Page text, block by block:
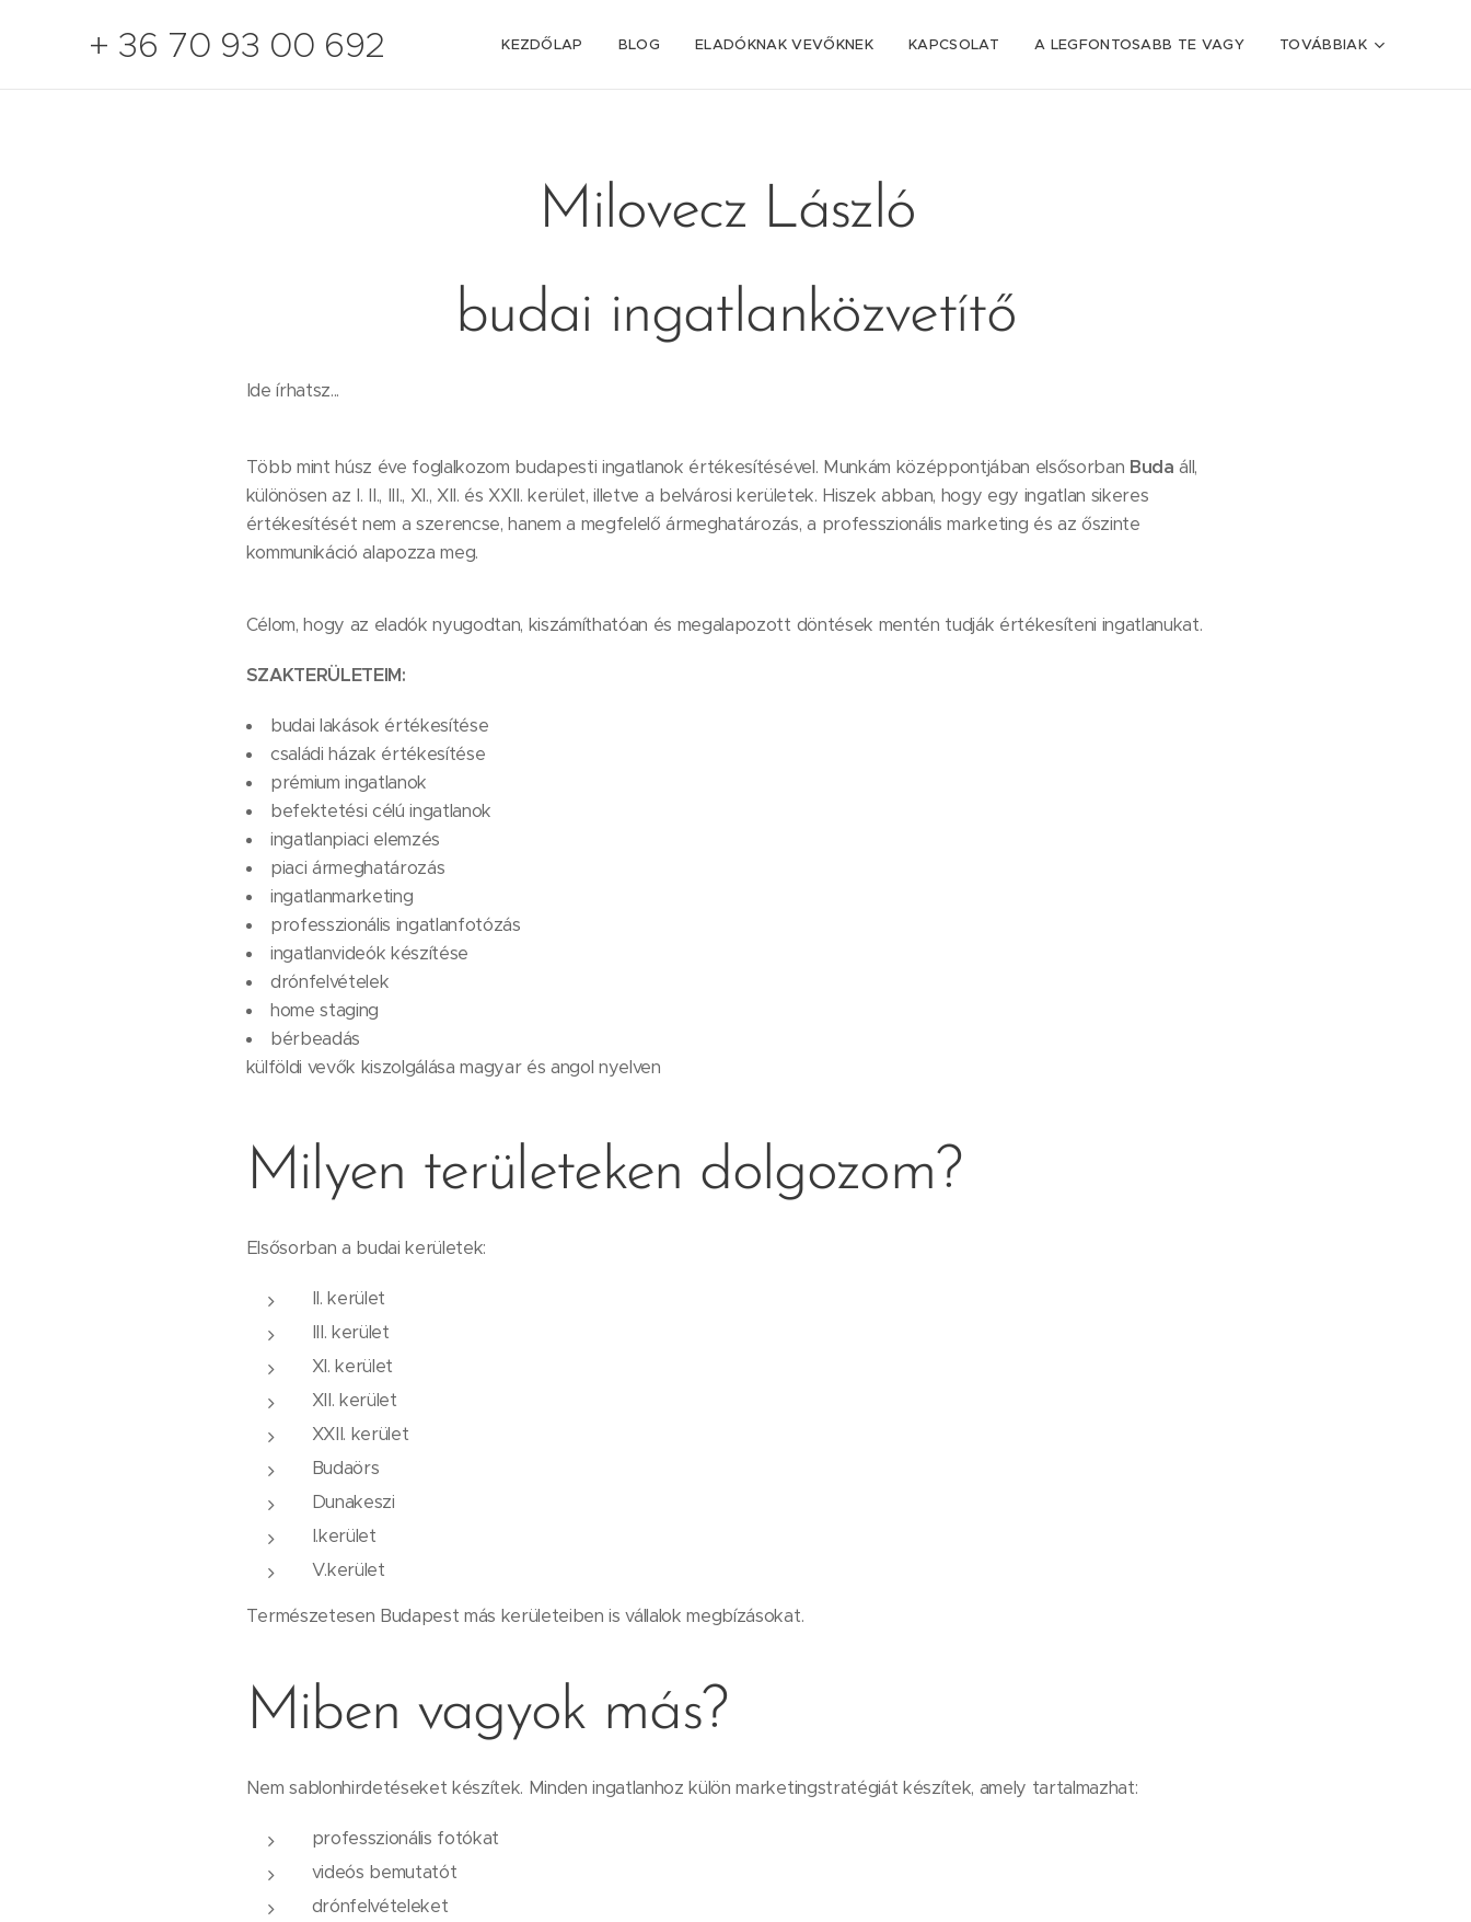
+ 36 70 93 00 692 KEZDŐLAP BLOG ELADÓKNAK VEVŐKNEK KAPCSOLAT A LEGFONTOSABB TE VAGY TOVÁBBIAK
Milovecz László
budai ingatlanközvetítő
Ide írhatsz...
Több mint húsz éve foglalkozom budapesti ingatlanok értékesítésével. Munkám középpontjában elsősorban Buda áll,
különösen az I. II., III., XI., XII. és XXII. kerület, illetve a belvárosi kerületek. Hiszek abban, hogy egy ingatlan sikeres
értékesítését nem a szerencse, hanem a megfelelő ármeghatározás, a professzionális marketing és az őszinte
kommunikáció alapozza meg.
Célom, hogy az eladók nyugodtan, kiszámíthatóan és megalapozott döntések mentén tudják értékesíteni ingatlanukat.
SZAKTERÜLETEIM:
budai lakások értékesítése
családi házak értékesítése
prémium ingatlanok
befektetési célú ingatlanok
ingatlanpiaci elemzés
piaci ármeghatározás
ingatlanmarketing
professzionális ingatlanfotózás
ingatlanvideók készítése
drónfelvételek
home staging
bérbeadás
külföldi vevők kiszolgálása magyar és angol nyelven
Milyen területeken dolgozom?
Elsősorban a budai kerületek:
II. kerület
III. kerület
XI. kerület
XII. kerület
XXII. kerület
Budaörs
Dunakeszi
I.kerület
V.kerület
Természetesen Budapest más kerületeiben is vállalok megbízásokat.
Miben vagyok más?
Nem sablonhirdetéseket készítek. Minden ingatlanhoz külön marketingstratégiát készítek, amely tartalmazhat:
professzionális fotókat
videós bemutatót
drónfelvételeket